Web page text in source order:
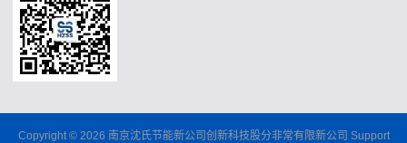
Copyright © 2026 南京沈氏节能新公司创新科技股分非常有限新公司 Support